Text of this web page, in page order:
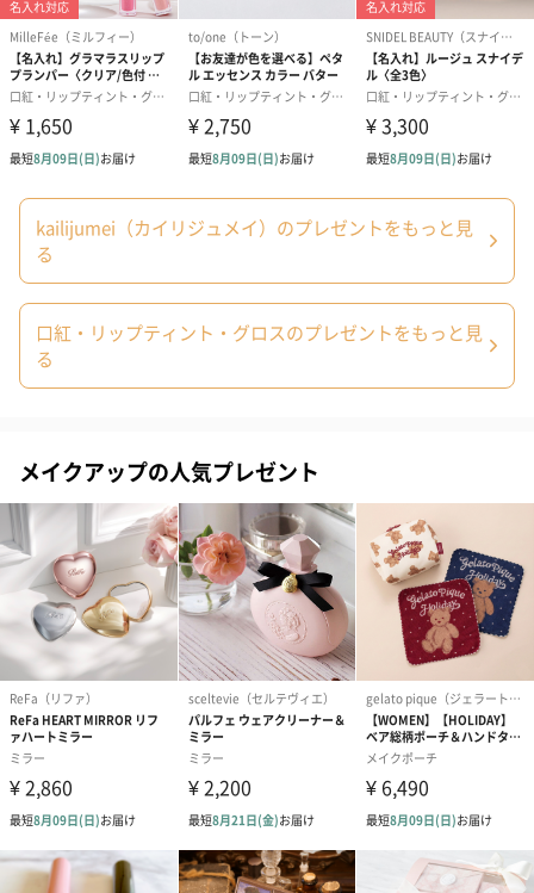
す。安心してお買い求めください。安全・安心にお使いいただけ
るよう、日本での販売においては成分の大部分が日本メーカー由
来の成分に変更されています。産地にこだわった天然成分です。
「フラワーリップ 日本限定ゴールドケースモデル」は、ギフトの
定番で、ailijumei（カイリジュメイ）を象徴する人気アイテム。
手にした瞬間の感動をいつまでも思い返せるよう、長く愛される
パッケージデザインへ一新。リップを取り出した後は、インテリ
アや小物入れとしても使えるよう、細部に至るまでこだわり抜き
商品詳細情報
サイズ
（本体）直径径23mm×高さ76mm
（パッケージ）高さ102mm幅43×奥行27mm
成分
パルミチン酸エチルヘキシル、ポリイソブテン、リン
ゴ酸ジイソステアリル、イソステアリン酸、ジブチル
ラウロイルグルタミド、ジブチルエチルヘキサノイル
グルタミド、オリーブ果実油、ブドウ種子油、ホホバ
種子油、トコフェロール、メチルパラベン、ラベンダ
ー油、金、香料｢+/-｣、赤231、紫201、赤225、赤
223、緑202
セット内容
本体×1
内容量
kailijumei（カイリジュメイ）のプレゼントをもっと見
る
口紅・リップティント・グロスのプレゼントをもっと見
る
メイクアップの人気プレゼント